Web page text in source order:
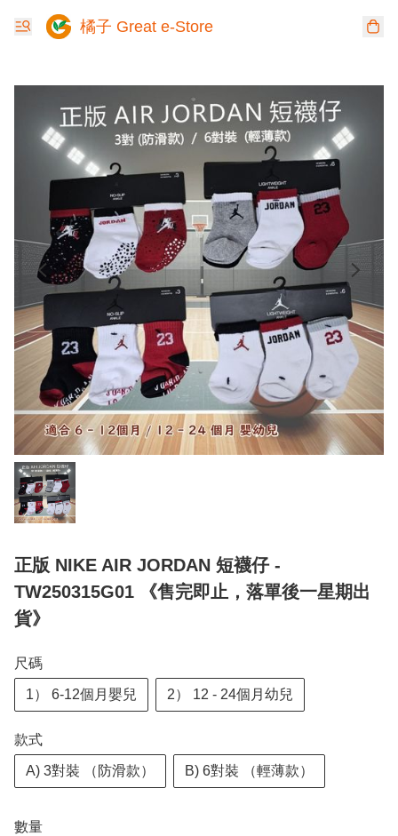
橘子 Great e-Store
正版 NIKE AIR JORDAN 短襪仔 -
TW250315G01 《售完即止，落單後一星期出
貨》
尺碼
1） 6-12個月嬰兒 2） 12 - 24個月幼兒
款式
A) 3對裝 （防滑款） B) 6對裝 （輕薄款）
數量